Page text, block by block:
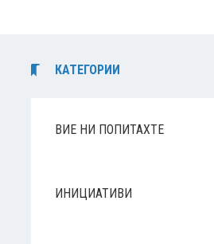
КАТЕГОРИИ
ВИЕ НИ ПОПИТАХТЕ
ИНИЦИАТИВИ